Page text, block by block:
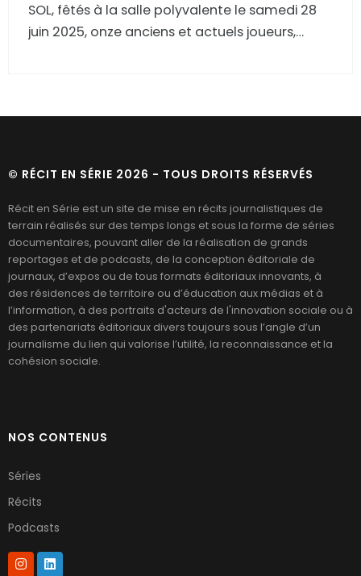
SOL, fêtés à la salle polyvalente le samedi 28
juin 2025, onze anciens et actuels joueurs,
© RÉCIT EN SÉRIE 2026 - TOUS DROITS RÉSERVÉS
Récit en Série est un site de mise en récits journalistiques de
terrain réalisés sur des temps longs et sous la forme de séries
documentaires, pouvant aller de la réalisation de grands
reportages et de podcasts, de la conception éditoriale de
journaux, d’expos ou de tous formats éditoriaux innovants, à
des résidences de territoire ou d’éducation aux médias et à
l’information, à des portraits d'acteurs de l'innovation sociale ou à
des partenariats éditoriaux divers toujours sous l’angle d’un
journalisme du lien qui valorise l’utilité, la reconnaissance et la
cohésion sociale.
NOS CONTENUS
Séries
Récits
Podcasts